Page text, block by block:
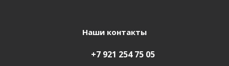
Наши контакты
+7 921 254 75 05